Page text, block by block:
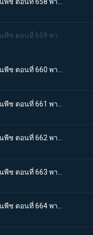
One piece วันพีช ตอนที่ 659 พากย์ไทย อดีตอันน่าขนลุก! ความลับของเดรสโรซ่า
One piece วันพีช ตอนที่ 664 พากย์ไทย เริ่มแผนการ SOP อุโซแลนด์บุกโจมตี